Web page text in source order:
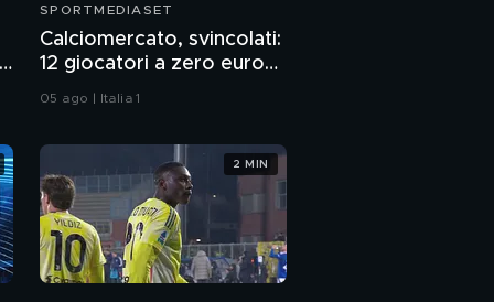
SPORTMEDIASET
Calciomercato, svincolati:
12 giocatori a zero euro
per sognare gratis
05 ago | Italia 1
2 MIN